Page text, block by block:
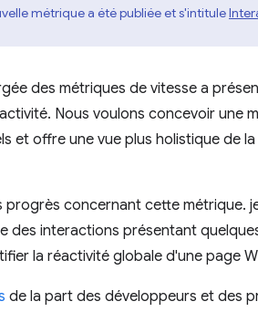
métrique a été publiée et s'intitule
des métriques de vitesse a
Nous voulons concevoir une
et offre une vue plus holistique de
concernant cette métrique.
des interactions présentant
la réactivité globale d'une page
de la part des développeurs et des